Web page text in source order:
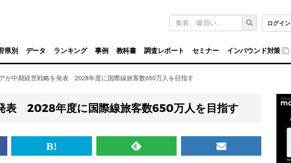
ログイン
キ
ワ
ド
検
索
県別 データ ランキング 事例 教科書 調査レポート セミナー インバウンド対策
が中期経営戦略を発表 2028年度に国際線旅客数650万人を目指す
表 2028年度に国際線旅客数650万人を目指す
は
RSS
メ